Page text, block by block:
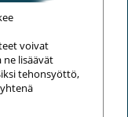
voivat
lisäävät
tehonsyöttö,